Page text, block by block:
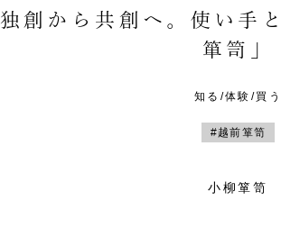
独創から共創へ。使い手
箪笥」
知る/体験/買う
#越前箪笥
小柳箪笥